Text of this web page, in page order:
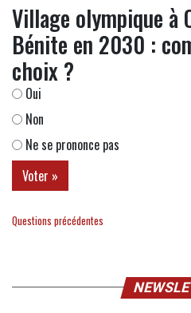
Village olympique à
Bénite en 2030 :
choix ?
Oui
Non
Ne se prononce pas
Questions précédentes